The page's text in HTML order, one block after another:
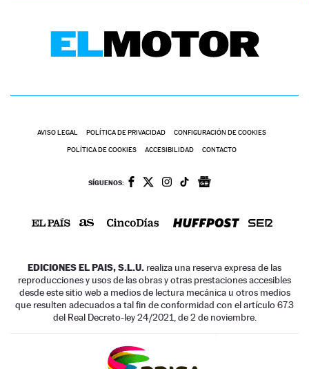
AVISO LEGAL POLÍTICA DE PRIVACIDAD CONFIGURACIÓN DE COOKIES
POLÍTICA DE COOKIES ACCESIBILIDAD CONTACTO
SÍGUENOS:
EDICIONES EL PAIS, S.L.U. realiza una reserva expresa de las
reproducciones y usos de las obras y otras prestaciones accesibles
desde este sitio web a medios de lectura mecánica u otros medios
que resulten adecuados a tal fin de conformidad con el artículo 67.3
del Real Decreto-ley 24/2021, de 2 de noviembre.